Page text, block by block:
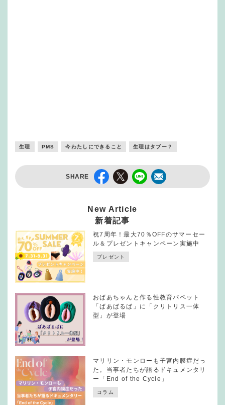
生理 PMS 今わたしにできること 生理はタブー？
SHARE
New Article
新着記事
祝7周年！最大70％OFFのサマーセー
ル＆プレゼントキャンペーン実施中
プレゼント
おばあちゃんと作る性教育パペット
「ばあばるば」に「クリトリス一体
型」が登場
マリリン・モンローも子宮内膜症だっ
た。当事者たちが語るドキュメンタリ
ー「End of the Cycle」
コラム